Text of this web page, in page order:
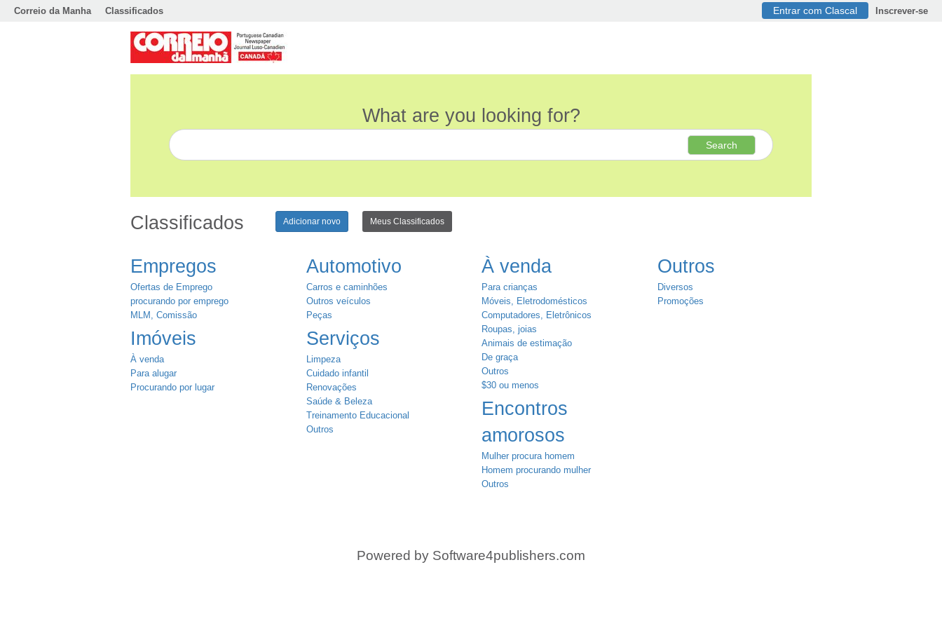
Correio da Manha Classificados Entrar com Clascal Inscrever-se
What are you looking for?
Search
Classificados Adicionar novo Meus Classificados
Empregos
Ofertas de Emprego
procurando por emprego
MLM, Comissão
Imóveis
À venda
Para alugar
Procurando por lugar
Automotivo
Carros e caminhões
Outros veículos
Peças
Serviços
Limpeza
Cuidado infantil
Renovações
Saúde & Beleza
Treinamento Educacional
Outros
À venda
Para crianças
Móveis, Eletrodomésticos
Computadores, Eletrônicos
Roupas, joias
Animais de estimação
De graça
Outros
$30 ou menos
Encontros
amorosos
Mulher procura homem
Homem procurando mulher
Outros
Outros
Diversos
Promoções
Powered by Software4publishers.com